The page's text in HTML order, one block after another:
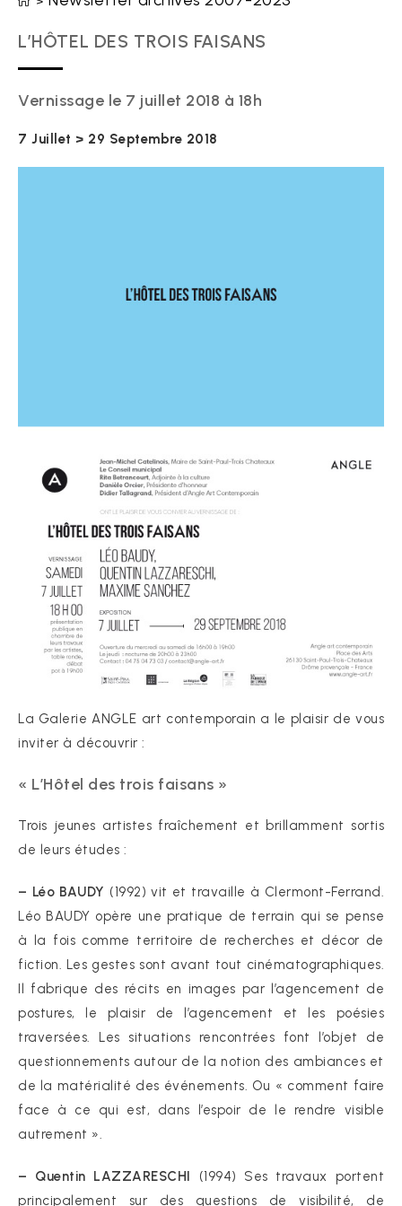
L’HÔTEL DES TROIS FAISANS
Vernissage le 7 juillet 2018 à 18h
7 Juillet > 29 Septembre 2018
La Galerie ANGLE art contemporain a le plaisir de vous
inviter à découvrir :
« L’Hôtel des trois faisans »
Trois jeunes artistes fraîchement et brillamment sortis
de leurs études :
– Léo BAUDY (1992) vit et travaille à Clermont-Ferrand.
Léo BAUDY opère une pratique de terrain qui se pense
à la fois comme territoire de recherches et décor de
fiction. Les gestes sont avant tout cinématographiques.
Il fabrique des récits en images par l’agencement de
postures, le plaisir de l’agencement et les poésies
traversées. Les situations rencontrées font l’objet de
questionnements autour de la notion des ambiances et
de la matérialité des événements. Ou « comment faire
face à ce qui est, dans l’espoir de le rendre visible
autrement ».
– Quentin LAZZARESCHI
(1994) Ses travaux portent
principalement sur des questions de visibilité, de